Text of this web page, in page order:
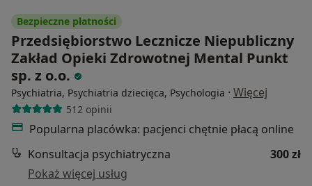
Bezpieczne płatności
Przedsiębiorstwo Lecznicze Niepubliczny
Zakład Opieki Zdrowotnej Mental Punkt
sp. z o.o.
Psychiatria, Psychiatria dziecięca, Psychologia · Więcej
512 opinii
Popularna placówka: pacjenci chętnie płacą online
Konsultacja psychiatryczna
300 zł
Pokaż więcej usług